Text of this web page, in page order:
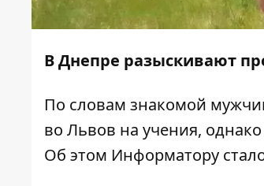
В Днепре разыскивают
По словам знакомой
во Львов на учения,
Об этом Информатору